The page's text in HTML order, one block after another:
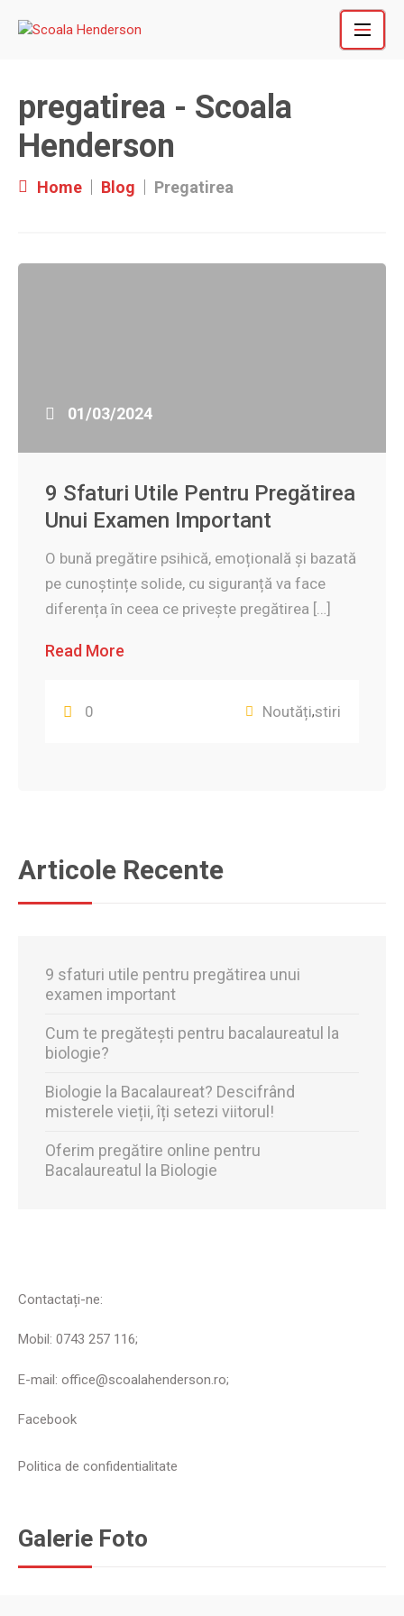
pregatirea - Scoala
Henderson
Home Blog Pregatirea
01/03/2024
9 Sfaturi Utile Pentru Pregătirea
Unui Examen Important
O bună pregătire psihică, emoțională și bazată
pe cunoștințe solide, cu siguranță va face
diferența în ceea ce privește pregătirea […]
Read More
0 Noutăți,stiri
Articole Recente
9 sfaturi utile pentru pregătirea unui
examen important
Cum te pregătești pentru bacalaureatul la
biologie?
Biologie la Bacalaureat? Descifrând
misterele vieții, îți setezi viitorul!
Oferim pregătire online pentru
Bacalaureatul la Biologie
Contactați-ne:
Mobil: 0743 257 116;
E-mail: office@scoalahenderson.ro;
Facebook
Politica de confidentialitate
Galerie Foto